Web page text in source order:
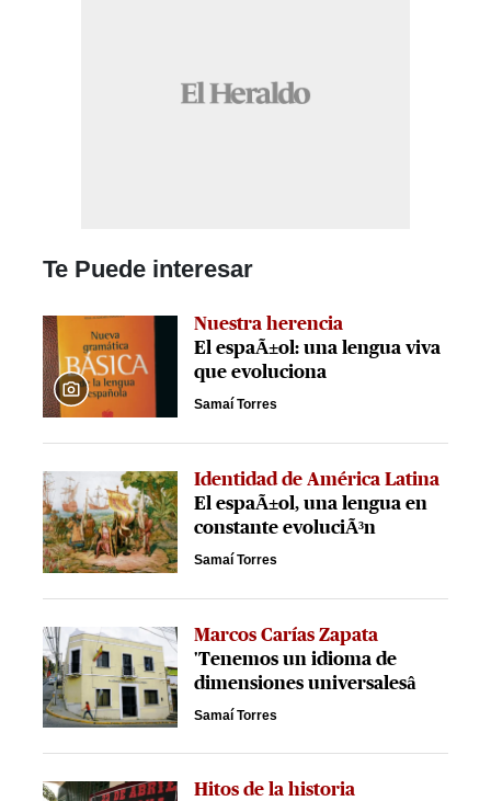
Te Puede interesar
Nuestra herencia
El espaÃ±ol: una lengua viva
que evoluciona
Samaí Torres
Identidad de América Latina
El espaÃ±ol, una lengua en
constante evoluciÃ³n
Samaí Torres
Marcos Carías Zapata
'Tenemos un idioma de
dimensiones universalesâ
Samaí Torres
Hitos de la historia